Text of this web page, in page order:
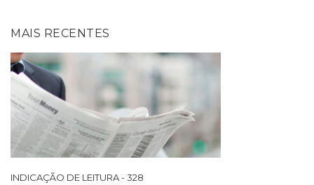
MAIS RECENTES
INDICAÇÃO DE LEITURA - 328